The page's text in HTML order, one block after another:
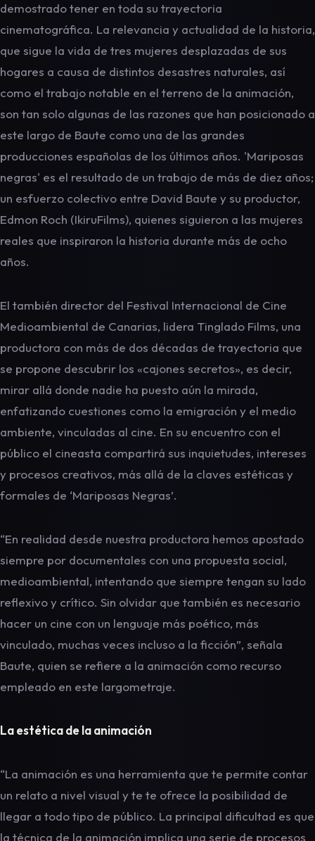
demostrado tener en toda su trayectoria
cinematográfica. La relevancia y actualidad de la historia,
que sigue la vida de tres mujeres desplazadas de sus
hogares a causa de distintos desastres naturales, así
como el trabajo notable en el terreno de la animación,
son tan solo algunas de las razones que han posicionado a
este largo de Baute como una de las grandes
producciones españolas de los últimos años. 'Mariposas
negras' es el resultado de un trabajo de más de diez años;
un esfuerzo colectivo entre David Baute y su productor,
Edmon Roch (IkiruFilms), quienes siguieron a las mujeres
reales que inspiraron la historia durante más de ocho
años.
El también director del Festival Internacional de Cine
Medioambiental de Canarias, lidera Tinglado Films, una
productora con más de dos décadas de trayectoria que
se propone descubrir los «cajones secretos», es decir,
mirar allá donde nadie ha puesto aún la mirada,
enfatizando cuestiones como la emigración y el medio
ambiente, vinculadas al cine. En su encuentro con el
público el cineasta compartirá sus inquietudes, intereses
y procesos creativos, más allá de la claves estéticas y
formales de ‘Mariposas Negras’.
“En realidad desde nuestra productora hemos apostado
siempre por documentales con una propuesta social,
medioambiental, intentando que siempre tengan su lado
reflexivo y crítico. Sin olvidar que también es necesario
hacer un cine con un lenguaje más poético, más
vinculado, muchas veces incluso a la ficción”, señala
Baute, quien se refiere a la animación como recurso
empleado en este largometraje.
La estética de la animación
“La animación es una herramienta que te permite contar
un relato a nivel visual y te te ofrece la posibilidad de
llegar a todo tipo de público. La principal dificultad es que
la técnica de la animación implica una serie de procesos